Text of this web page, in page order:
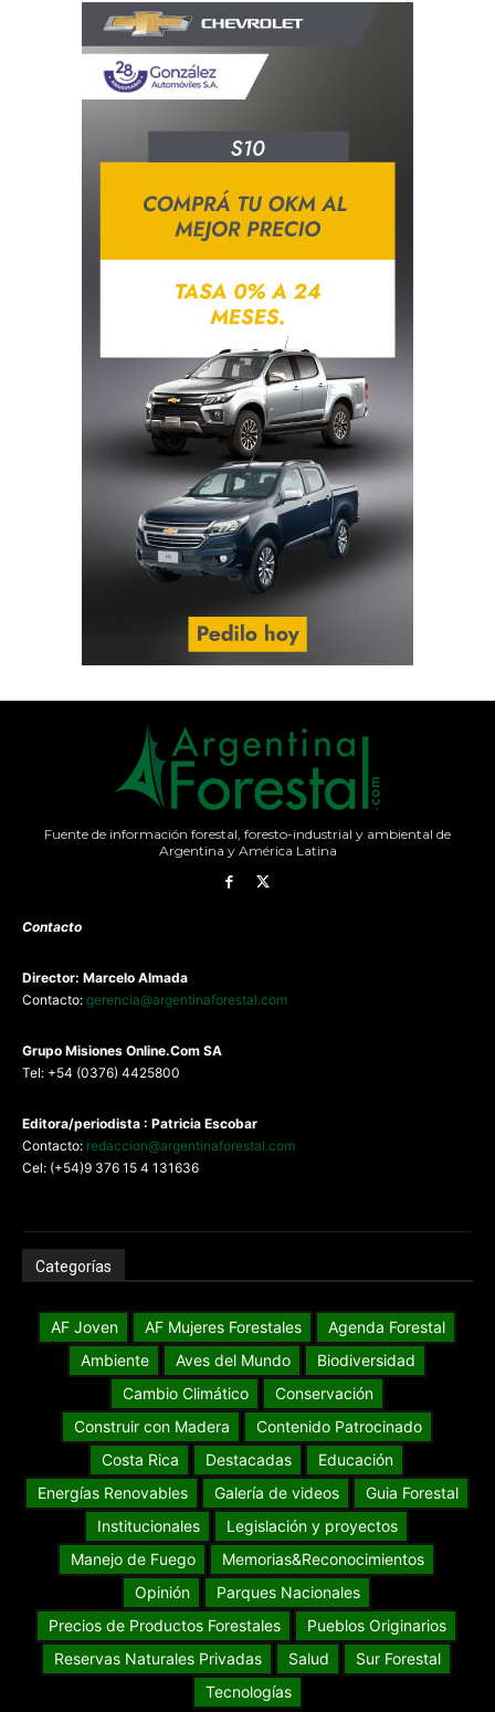
Fuente de información forestal, foresto-industrial y ambiental de
Argentina y América Latina
Contacto
Director: Marcelo Almada
Contacto: gerencia@argentinaforestal.com
Grupo Misiones Online.Com SA
Tel: +54 (0376) 4425800
Editora/periodista : Patricia Escobar
Contacto: redaccion@argentinaforestal.com
Cel: (+54)9 376 15 4 131636
Categorías
AF Joven AF Mujeres Forestales
Agenda Forestal
Ambiente
Aves del Mundo
Biodiversidad
Cambio Climático
Conservación
Construir con Madera
Contenido Patrocinado
Costa Rica
Destacadas
Educación
Energías Renovables
Galería de videos
Guia Forestal
Institucionales
Legislación y proyectos
Manejo de Fuego
Memorias&Reconocimientos
Opinión
Parques Nacionales
Precios de Productos Forestales
Pueblos Originarios
Reservas Naturales Privadas
Salud
Sur Forestal
Tecnologías